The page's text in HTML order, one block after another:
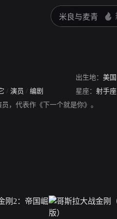
出生地： 美国
/ 演员 / 编剧 星座： 射手座
，代表作《下一个就是你》。